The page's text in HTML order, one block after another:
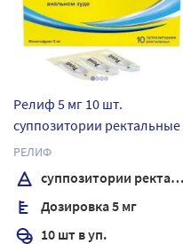
Релиф 5 мг 10 шт.
суппозитории ректальные
РЕЛИФ
суппозитории ректальные
Дозировка 5 мг
10 шт в уп.